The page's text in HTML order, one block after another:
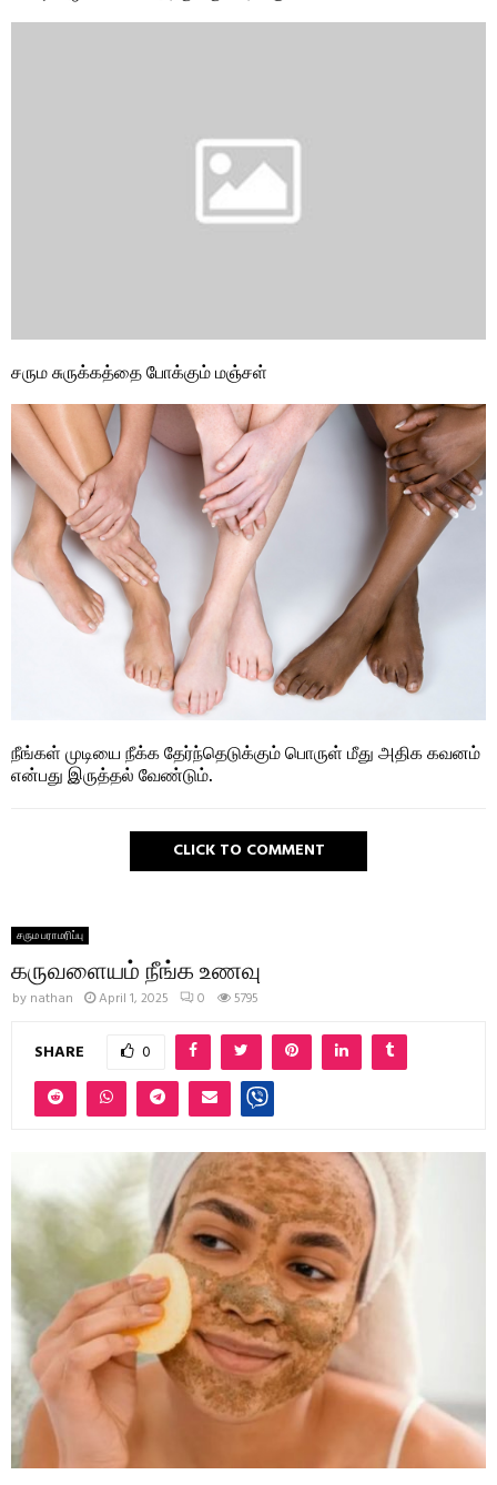
சரும சுருக்கத்தை போக்கும் மஞ்சள்
நீங்கள் முடியை நீக்க தேர்ந்தெடுக்கும் பொருள் மீது அதிக கவனம்
என்பது இருத்தல் வேண்டும்.
CLICK TO COMMENT
சரும பராமரிப்பு
கருவளையம் நீங்க உணவு
by nathan April 1, 2025 0 5795
SHARE 0